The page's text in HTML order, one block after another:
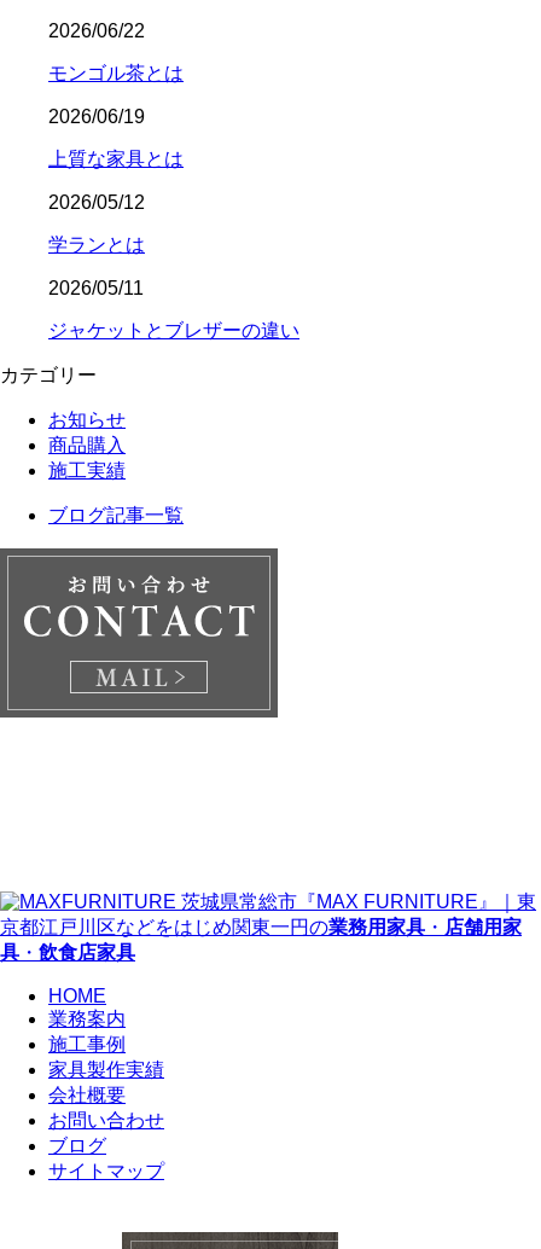
2026/06/22
モンゴル茶とは
2026/06/19
上質な家具とは
2026/05/12
学ランとは
2026/05/11
ジャケットとブレザーの違い
カテゴリー
お知らせ
商品購入
施工実績
ブログ記事一覧
茨城県常総市『MAX FURNITURE』｜東
京都江戸川区などをはじめ関東一円の業務用家具 ・ 店舗用家
具 ・ 飲食店家具
HOME
業務案内
施工事例
家具製作実績
会社概要
お問い合わせ
ブログ
サイトマップ